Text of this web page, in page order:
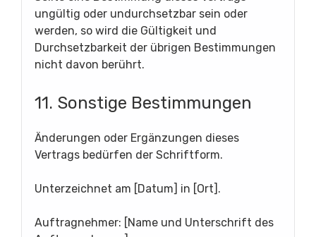
ungültig oder undurchsetzbar sein oder
werden, so wird die Gültigkeit und
Durchsetzbarkeit der übrigen Bestimmungen
nicht davon berührt.
11. Sonstige Bestimmungen
Änderungen oder Ergänzungen dieses
Vertrags bedürfen der Schriftform.
Unterzeichnet am [Datum] in [Ort].
Auftragnehmer: [Name und Unterschrift des